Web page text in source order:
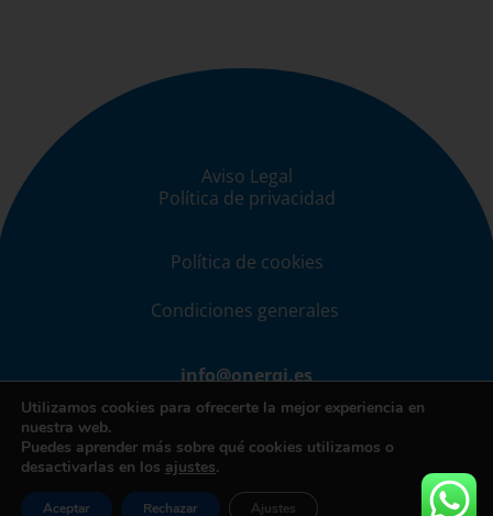
Aviso Legal
Política de privacidad
Política de cookies
Condiciones generales
info@onerqi.es
Diseñado porLeónconecta
Utilizamos cookies para ofrecerte la mejor experiencia en
nuestra web.
Puedes aprender más sobre qué cookies utilizamos o
desactivarlas en los ajustes.
Aceptar Rechazar Ajustes